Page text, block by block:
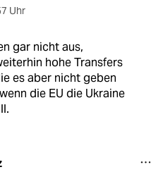
Uhr
gar nicht aus,
hohe Transfers
es aber nicht geben
die EU die Ukraine